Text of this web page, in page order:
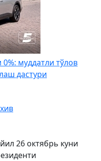
0%: муддатли тўлов
дастури
26 октябрь куни